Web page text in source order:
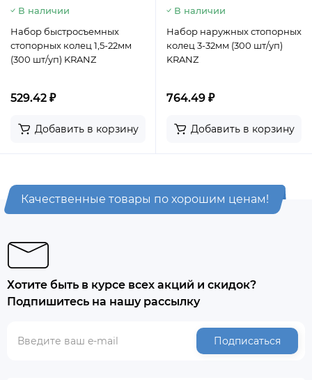
В наличии
Набор быстросъемных
стопорных колец 1,5-22мм
(300 шт/уп) KRANZ
529.42 ₽
Добавить в корзину
В наличии
Набор наружных стопорных
колец 3-32мм (300 шт/уп)
KRANZ
764.49 ₽
Добавить в корзину
Качественные товары по хорошим ценам!
Хотите быть в курсе всех акций и скидок?
Подпишитесь на нашу рассылку
Подписаться